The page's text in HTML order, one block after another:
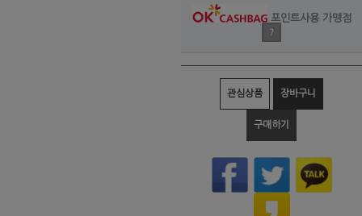
포인트사용 가맹점
?
관심상품 장바구니
구매하기